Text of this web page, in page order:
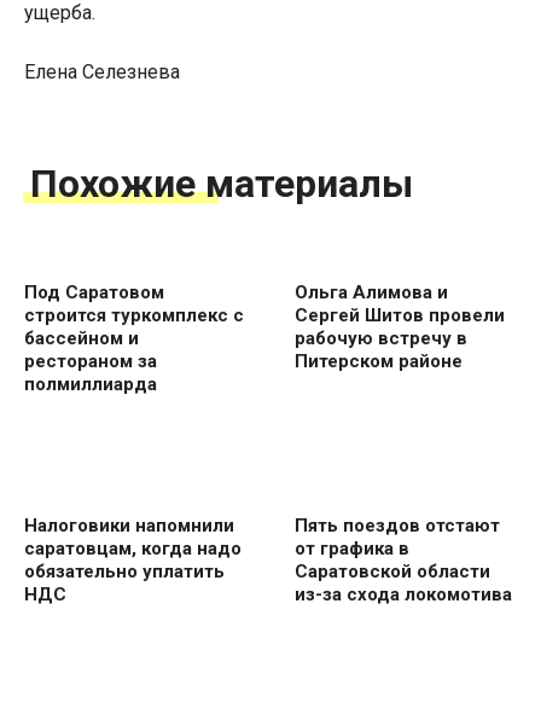
ущерба.
Елена Селезнева
Похожие материалы
Под Саратовом
строится туркомплекс с
бассейном и
рестораном за
полмиллиарда
Ольга Алимова и
Сергей Шитов провели
рабочую встречу в
Питерском районе
Налоговики напомнили
саратовцам, когда надо
обязательно уплатить
НДС
Пять поездов отстают
от графика в
Саратовской области
из-за схода локомотива